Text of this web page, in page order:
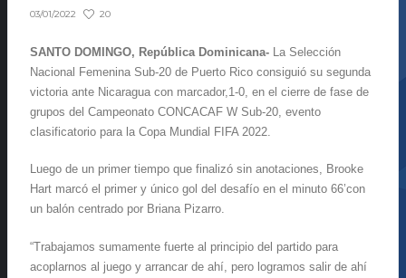
03/01/2022 20
SANTO DOMINGO, República Dominicana- La Selección
Nacional Femenina Sub-20 de Puerto Rico consiguió su segunda
victoria ante Nicaragua con marcador,1-0, en el cierre de fase de
grupos del Campeonato CONCACAF W Sub-20, evento
clasificatorio para la Copa Mundial FIFA 2022.
Luego de un primer tiempo que finalizó sin anotaciones, Brooke
Hart marcó el primer y único gol del desafío en el minuto 66’con
un balón centrado por Briana Pizarro.
“Trabajamos sumamente fuerte al principio del partido para
acoplarnos al juego y arrancar de ahí, pero logramos salir de ahí